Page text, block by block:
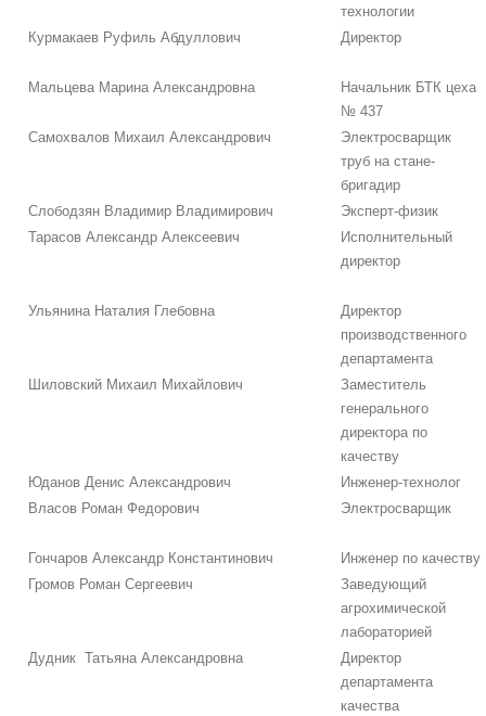
технологии
Курмакаев Руфиль Абдуллович
Директор
Мальцева Марина Александровна
Начальник БТК цеха
№ 437
Самохвалов Михаил Александрович
Электросварщик
труб на стане-
бригадир
Слободзян Владимир Владимирович
Эксперт-физик
Тарасов Александр Алексеевич
Исполнительный
директор
Ульянина Наталия Глебовна
Директор
производственного
департамента
Шиловский Михаил Михайлович
Заместитель
генерального
директора по
качеству
Юданов Денис Александрович
Инженер-технолог
Власов Роман Федорович
Электросварщик
Гончаров Александр Константинович
Инженер по качеству
Громов Роман Сергеевич
Заведующий
агрохимической
лабораторией
Дудник Татьяна Александровна
Директор
департамента
качества